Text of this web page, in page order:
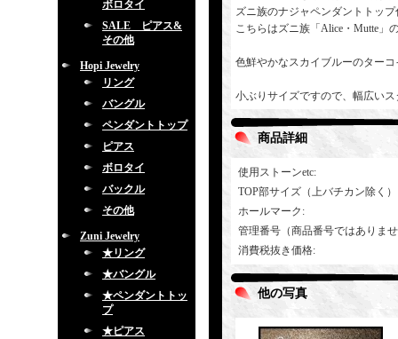
ボロタイ
SALE ピアス&
その他
Hopi Jewelry
リング
バングル
ペンダントトップ
ピアス
ボロタイ
バックル
その他
Zuni Jewelry
★リング
★バングル
★ペンダントトッ
プ
★ピアス
ズニ族のナジャペンダントトッ
こちらはズニ族「Alice・Mutte」
色鮮やかなスカイブルーのター
小ぶりサイズですので、幅広い
商品詳細
使用ストーンetc:
TOP部サイズ（上バチカン除く）
ホールマーク :
管理番号（商品番号ではありま
消費税抜き価格:
他の写真